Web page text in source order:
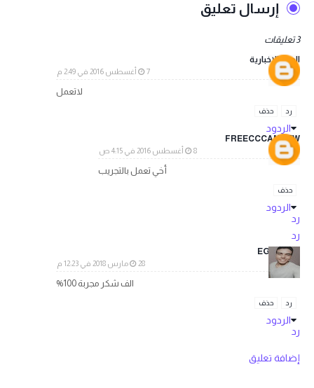
إرسال تعليق
3 تعليقات
الحياة الاخبارية
7 أغسطس 2016 في 2:49 م
لاتعمل
رد حذف
الردود
FREECCCAMNEW
8 أغسطس 2016 في 4:15 ص
أخي تعمل بالتجريب
حذف
الردود
رد
رد
EGYTECH
28 مارس 2018 في 12:23 م
الف شكر مجربة 100%
رد حذف
الردود
رد
إضافة تعليق